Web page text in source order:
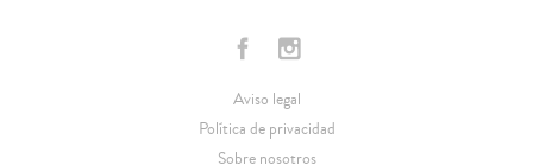
Aviso legal
Política de privacidad
Sobre nosotros